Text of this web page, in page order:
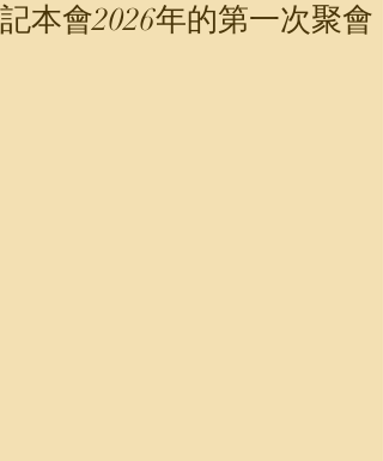
記本會2026年的第一次聚會